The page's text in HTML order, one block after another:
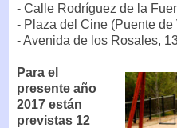
- Calle Rodríguez de la
- Plaza del Cine (Puente de
- Avenida de los Rosales,
Para el
presente año
2017 están
previstas 12